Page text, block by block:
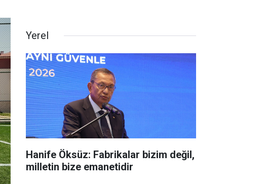
Yerel
Hanife Öksüz: Fabrikalar bizim değil,
milletin bize emanetidir